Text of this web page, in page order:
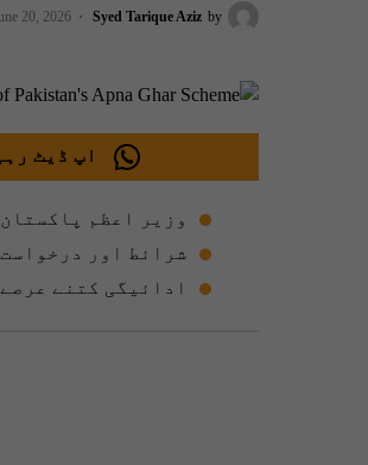
by
Syed Tarique Aziz
20, 2026
اپ ڈیٹ
وزیر اعظم
شرائط اور
ادائیگی کتنے